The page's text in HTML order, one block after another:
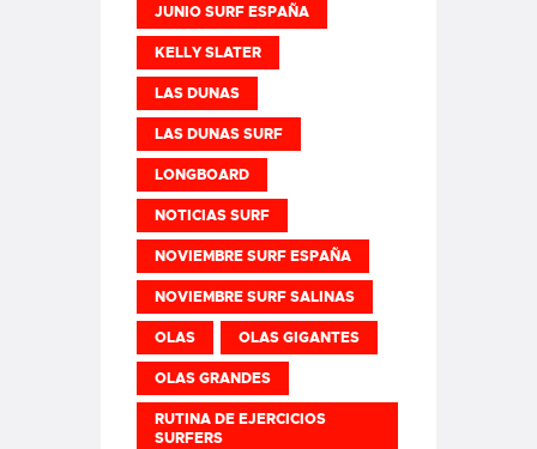
JUNIO SURF ESPAÑA
KELLY SLATER
LAS DUNAS
LAS DUNAS SURF
LONGBOARD
NOTICIAS SURF
NOVIEMBRE SURF ESPAÑA
NOVIEMBRE SURF SALINAS
OLAS OLAS GIGANTES
OLAS GRANDES
RUTINA DE EJERCICIOS
SURFERS